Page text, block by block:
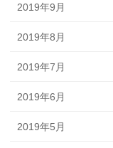
2019年9月
2019年8月
2019年7月
2019年6月
2019年5月